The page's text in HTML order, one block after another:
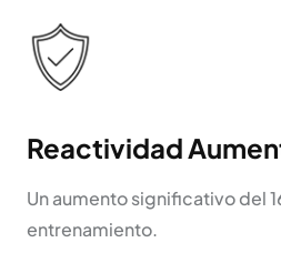
Reactividad
Un aumento significativo del
entrenamiento.